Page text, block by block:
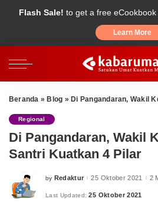
Flash Sale! to get a free
Learn More
Beranda » Blog » Di Pangandaran, Wakil Ketua
Regional
Di Pangandaran, Wakil
Santri Kuatkan 4 Pilar
Posted
by Redaktur 25 Oktober 2021 2
Last Updated: 25 Oktober 2021